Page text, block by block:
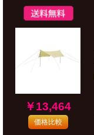
￥13,464
価格比較